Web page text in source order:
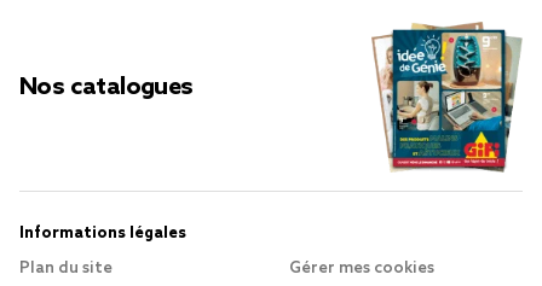
Nos catalogues
Informations légales
Plan du site
Gérer mes cookies